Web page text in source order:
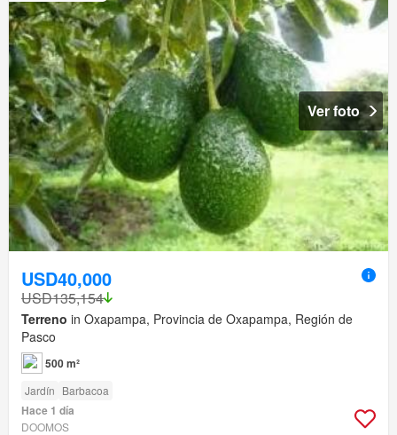
Ver foto
USD40,000
USD135,154
Terreno in Oxapampa, Provincia de Oxapampa, Región de
Pasco
500 m²
Jardín Barbacoa
Hace 1 día
DOOMOS